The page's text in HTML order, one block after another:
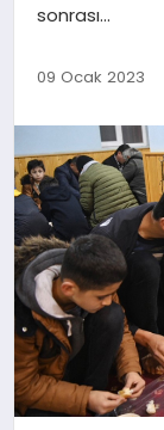
İLETIŞIM
KÜNYE
sonrası…
09 Ocak 2023